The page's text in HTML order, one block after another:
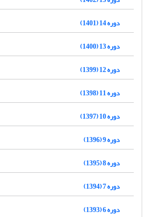
دوره 14 (1401)
دوره 13 (1400)
دوره 12 (1399)
دوره 11 (1398)
دوره 10 (1397)
دوره 9 (1396)
دوره 8 (1395)
دوره 7 (1394)
دوره 6 (1393)